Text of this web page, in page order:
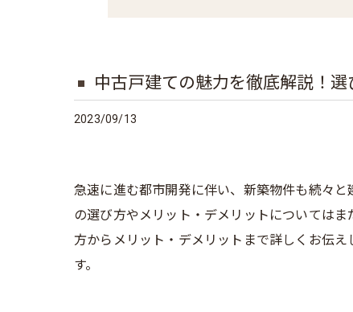
中古戸建ての魅力を徹底解説！
2023/09/13
急速に進む都市開発に伴い、新築物件も続々
の選び方やメリット・デメリットについては
方からメリット・デメリットまで詳しくお伝
す。